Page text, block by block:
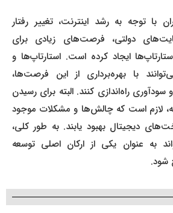
با توجه به رشد اینترنت، تغییر رفتار
دولتی، فرصت‌های زیادی برای
ایجاد کرده است. استارتاپ‌ها و
با بهره‌برداری از این فرصت‌ها،
راه‌اندازی کنند. البته برای رسیدن
لازم است که چالش‌ها و مشکلات موجود
دیجیتال بهبود یابند. به طور کلی،
عنوان یکی از ارکان اصلی توسعه